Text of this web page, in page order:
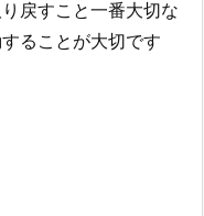
戻すこと一番大切な
ることが大切です